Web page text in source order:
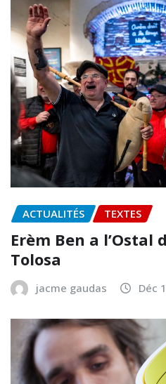
ACTUALITÉS TEXTES
Erèm Ben a l’Ostal
Tolosa
jacme gaudas Déc